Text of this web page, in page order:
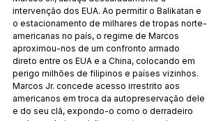
intervenção dos EUA. Ao permitir o Balikatan e
o estacionamento de milhares de tropas norte-
americanas no país, o regime de Marcos
aproximou-nos de um confronto armado
direto entre os EUA e a China, colocando em
perigo milhões de filipinos e países vizinhos.
Marcos Jr. concede acesso irrestrito aos
americanos em troca da autopreservação dele
e do seu clã, expondo-o como o derradeiro